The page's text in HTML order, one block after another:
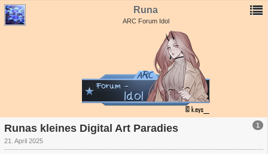
Runa
ARC Forum Idol
1
Runas kleines Digital Art Paradies
21. April 2025